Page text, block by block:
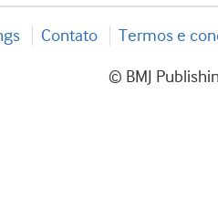
Contato Termos e
© BMJ